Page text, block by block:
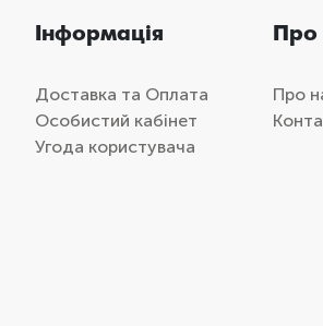
Інформація
Доставка та Оплата
Особистий кабінет
Угода користувача
Про
Про